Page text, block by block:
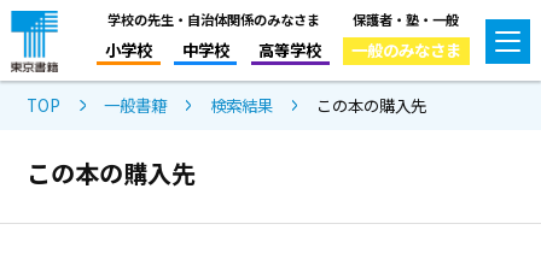
学校の先生・自治体関係のみなさま
小学校 中学校 高等学校
保護者・塾・一般
一般のみなさま
TOP 一般書籍 検索結果 この本の購入先
この本の購入先